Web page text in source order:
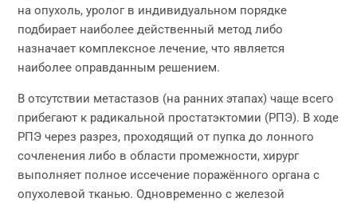
на опухоль, уролог в индивидуальном порядке
подбирает наиболее действенный метод либо
назначает комплексное лечение, что является
наиболее оправданным решением.
В отсутствии метастазов (на ранних этапах) чаще всего
прибегают к радикальной простатэктомии (РПЭ). В ходе
РПЭ через разрез, проходящий от пупка до лонного
сочленения либо в области промежности, хирург
выполняет полное иссечение поражённого органа с
опухолевой тканью. Одновременно с железой